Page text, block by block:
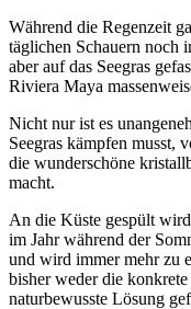
Während die Regenzeit
täglichen Schauern noch
aber auf das Seegras
Riviera Maya
Nicht nur ist es
Seegras kämpfen musst,
die wunderschöne
macht.
An die Küste gespült
im Jahr während der
und wird immer mehr zu
bisher weder die
naturbewusste Lösung